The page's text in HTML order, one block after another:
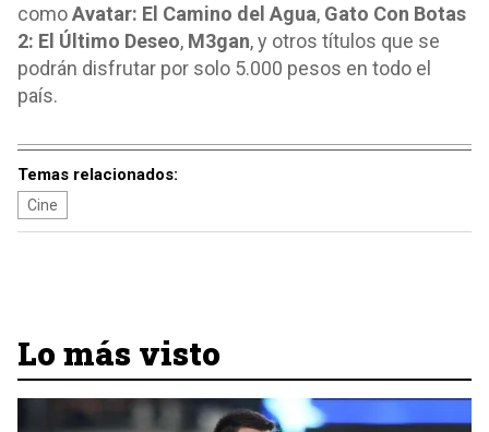
comoAvatar: El Camino del Agua, Gato Con Botas
2: El Último Deseo, M3gan, y otros títulos que se
podrán disfrutar por solo 5.000 pesos en todo el
país.
Temas relacionados:
Cine
Lo más visto